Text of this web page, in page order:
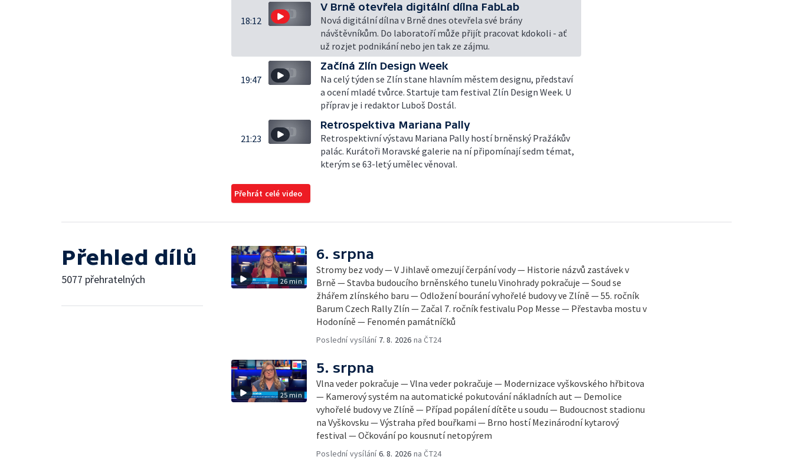
18:12
V Brně otevřela digitální dílna FabLab
Nová digitální dílna v Brně dnes otevřela své brány
návštěvníkům. Do laboratoří může přijít pracovat kdokoli - ať
už rozjet podnikání nebo jen tak ze zájmu.
19:47
Začíná Zlín Design Week
Na celý týden se Zlín stane hlavním městem designu, představí
a ocení mladé tvůrce. Startuje tam festival Zlín Design Week. U
příprav je i redaktor Luboš Dostál.
21:23
Retrospektiva Mariana Pally
Retrospektivní výstavu Mariana Pally hostí brněnský Pražákův
palác. Kurátoři Moravské galerie na ní připomínají sedm témat,
kterým se 63-letý umělec věnoval.
Přehrát celé video
Přehled dílů
5077 přehratelných 26 min
6. srpna
Stromy bez vody — V Jihlavě omezují čerpání vody — Historie názvů zastávek v
Brně — Stavba budoucího brněnského tunelu Vinohrady pokračuje — Soud se
žhářem zlínského baru — Odložení bourání vyhořelé budovy ve Zlíně — 55. ročník
Barum Czech Rally Zlín — Začal 7. ročník festivalu Pop Messe — Přestavba mostu v
Hodoníně — Fenomén památníčků
Poslední vysílání 7. 8. 2026 na ČT24
25 min
5. srpna
Vlna veder pokračuje — Vlna veder pokračuje — Modernizace vyškovského hřbitova
— Kamerový systém na automatické pokutování nákladních aut — Demolice
vyhořelé budovy ve Zlíně — Případ popálení dítěte u soudu — Budoucnost stadionu
na Vyškovsku — Výstraha před bouřkami — Brno hostí Mezinárodní kytarový
festival — Očkování po kousnutí netopýrem
Poslední vysílání6. 8. 2026 na ČT24